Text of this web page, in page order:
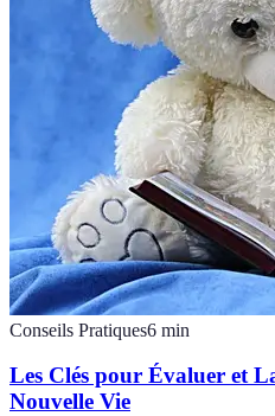
Conseils Pratiques6 min
Les Clés pour Évaluer et
Nouvelle Vie